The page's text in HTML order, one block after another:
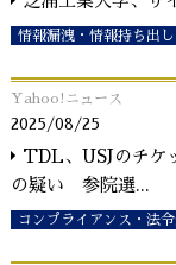
情報漏洩・情報持ち出し
Yahoo!ニュース
2025/08/25
TDL、USJのチケ
の疑い 参院選...
コンプライアンス・法